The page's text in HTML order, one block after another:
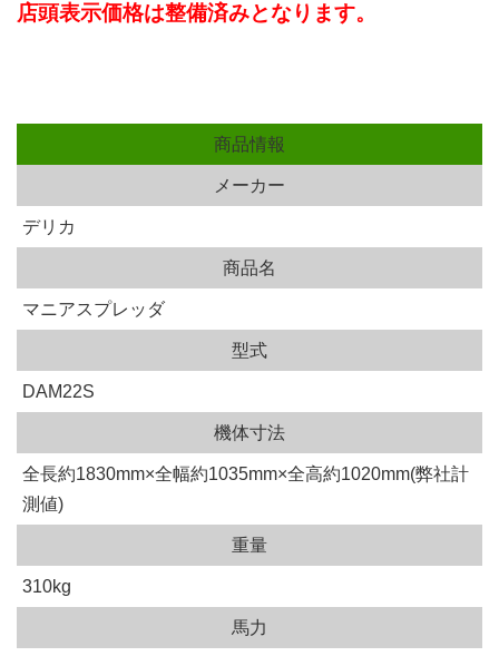
店頭表示価格は整備済みとなります。
商品情報
メーカー
デリカ
商品名
マニアスプレッダ
型式
DAM22S
機体寸法
全長約1830mm×全幅約1035mm×全高約1020mm(弊社計
測値)
重量
310kg
馬力